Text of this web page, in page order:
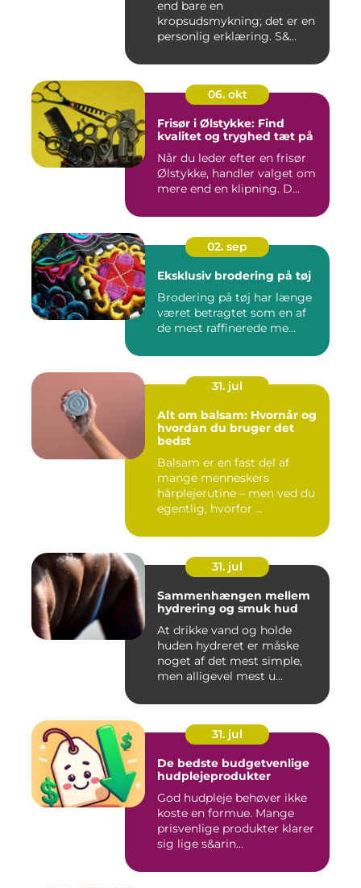
end bare en
kropsudsmykning; det er en
personlig erklæring. S&...
06. okt
Frisør i Ølstykke: Find
kvalitet og tryghed tæt på
Når du leder efter en frisør
Ølstykke, handler valget om
mere end en klipning. D...
02. sep
Eksklusiv brodering på tøj
Brodering på tøj har længe
været betragtet som en af
de mest raffinerede me...
31. jul
Alt om balsam: Hvornår og
hvordan du bruger det
bedst
Balsam er en fast del af
mange menneskers
hårplejerutine – men ved du
egentlig, hvorfor ...
31. jul
Sammenhængen mellem
hydrering og smuk hud
At drikke vand og holde
huden hydreret er måske
noget af det mest simple,
men alligevel mest u...
31. jul
De bedste budgetvenlige
hudplejeprodukter
God hudpleje behøver ikke
koste en formue. Mange
prisvenlige produkter klarer
sig lige s&arin...